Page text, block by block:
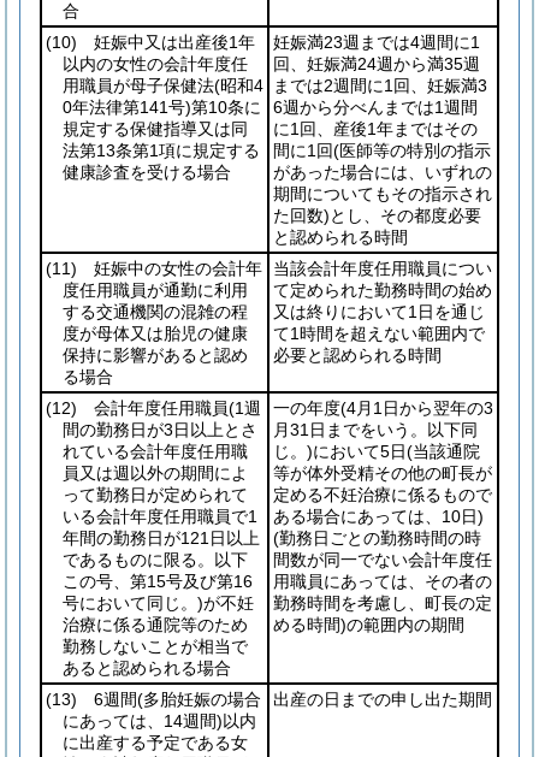
合
(10) 妊娠中又は出産後1年
以内の女性の会計年度任
用職員が母子保健法(昭和4
0年法律第141号)第10条に
規定する保健指導又は同
法第13条第1項に規定する
健康診査を受ける場合
妊娠満23週までは4週間に1
回、妊娠満24週から満35週
までは2週間に1回、妊娠満3
6週から分べんまでは1週間
に1回、産後1年まではその
間に1回(医師等の特別の指示
があった場合には、いずれの
期間についてもその指示され
た回数)とし、その都度必要
と認められる時間
(11) 妊娠中の女性の会計年
度任用職員が通勤に利用
する交通機関の混雑の程
度が母体又は胎児の健康
保持に影響があると認め
る場合
当該会計年度任用職員につい
て定められた勤務時間の始め
又は終りにおいて1日を通じ
て1時間を超えない範囲内で
必要と認められる時間
(12) 会計年度任用職員(1週
間の勤務日が3日以上とさ
れている会計年度任用職
員又は週以外の期間によ
って勤務日が定められて
いる会計年度任用職員で1
年間の勤務日が121日以上
であるものに限る。以下
この号、第15号及び第16
号において同じ。)が不妊
治療に係る通院等のため
勤務しないことが相当で
あると認められる場合
一の年度(4月1日から翌年の3
月31日までをいう。以下同
じ。)において5日(当該通院
等が体外受精その他の町長が
定める不妊治療に係るもので
ある場合にあっては、10日)
(勤務日ごとの勤務時間の時
間数が同一でない会計年度任
用職員にあっては、その者の
勤務時間を考慮し、町長の定
める時間)の範囲内の期間
(13) 6週間(多胎妊娠の場合
にあっては、14週間)以内
に出産する予定である女
出産の日までの申し出た期間